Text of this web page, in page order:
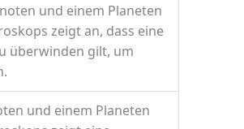
und einem Planeten
zeigt an, dass eine
überwinden gilt, um
und einem Planeten